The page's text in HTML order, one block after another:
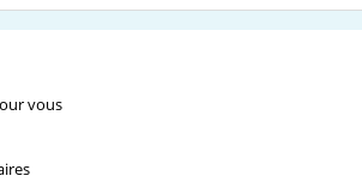
vous